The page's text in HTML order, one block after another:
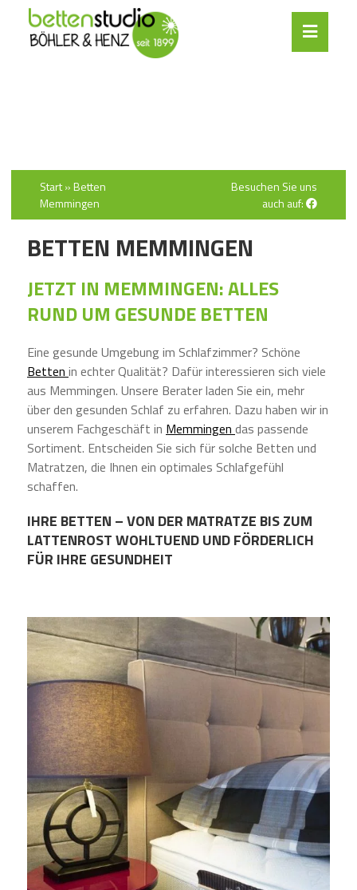
Start»Betten
Memmingen
Besuchen Sie uns
auch auf:
BETTEN MEMMINGEN
JETZT IN MEMMINGEN: ALLES
RUND UM GESUNDE BETTEN
Eine gesunde Umgebung im Schlafzimmer? Schöne
Betten in echter Qualität? Dafür interessieren sich viele
aus Memmingen. Unsere Berater laden Sie ein, mehr
über den gesunden Schlaf zu erfahren. Dazu haben wir in
unserem Fachgeschäft in Memmingen das passende
Sortiment. Entscheiden Sie sich für solche Betten und
Matratzen, die Ihnen ein optimales Schlafgefühl
schaffen.
IHRE BETTEN – VON DER MATRATZE BIS ZUM
LATTENROST WOHLTUEND UND FÖRDERLICH
FÜR IHRE GESUNDHEIT